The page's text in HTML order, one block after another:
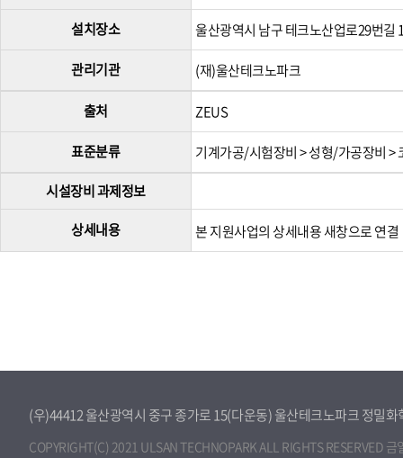
설치장소
울산광역시 남구 테크노산업로29번길
관리기관
(재)울산테크노파크
출처
ZEUS
표준분류
기계가공/시험장비 > 성형/가공장비 >
시설장비 과제정보
상세내용
본 지원사업의 상세내용 새창으로 연
(우)44412 울산광역시 중구 종가로 15(다운동) 울산테크노파크 정밀
COPYRIGHT(C) 2021 ULSAN TECHNOPARK ALL RIGHTS RESERVED